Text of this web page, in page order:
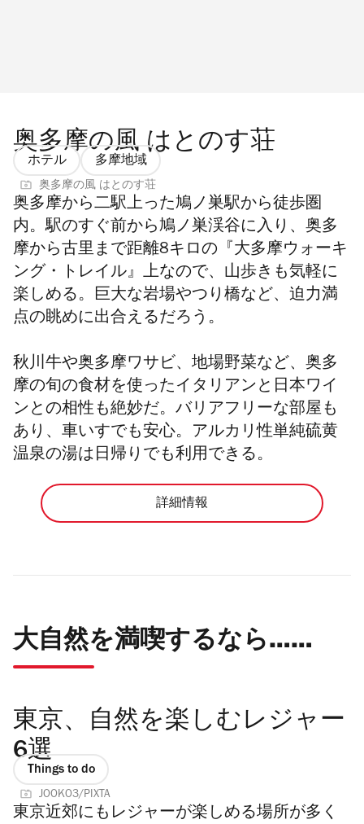
奥多摩の風 はとのす荘
ホテル 多摩地域
奥多摩の風 はとのす荘
奥多摩から二駅上った鳩ノ巣駅から徒歩圏
内。駅のすぐ前から鳩ノ巣渓谷に入り、奥多
摩から古里まで距離8キロの『大多摩ウォーキ
ング・トレイル』上なので、山歩きも気軽に
楽しめる。巨大な岩場やつり橋など、迫力満
点の眺めに出合えるだろう。
秋川牛や奥多摩ワサビ、地場野菜など、奥多
摩の旬の食材を使ったイタリアンと日本ワイ
ンとの相性も絶妙だ。バリアフリーな部屋も
あり、車いすでも安心。アルカリ性単純硫黄
温泉の湯は日帰りでも利用できる。
詳細情報
大自然を満喫するなら……
東京、自然を楽しむレジャー
6選
Things to do
JOOKO3/PIXTA
東京近郊にもレジャーが楽しめる場所が多く